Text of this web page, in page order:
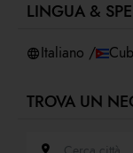
Accessibilità
LINGUA &
Italiano /
TROVA UN
Cerca città